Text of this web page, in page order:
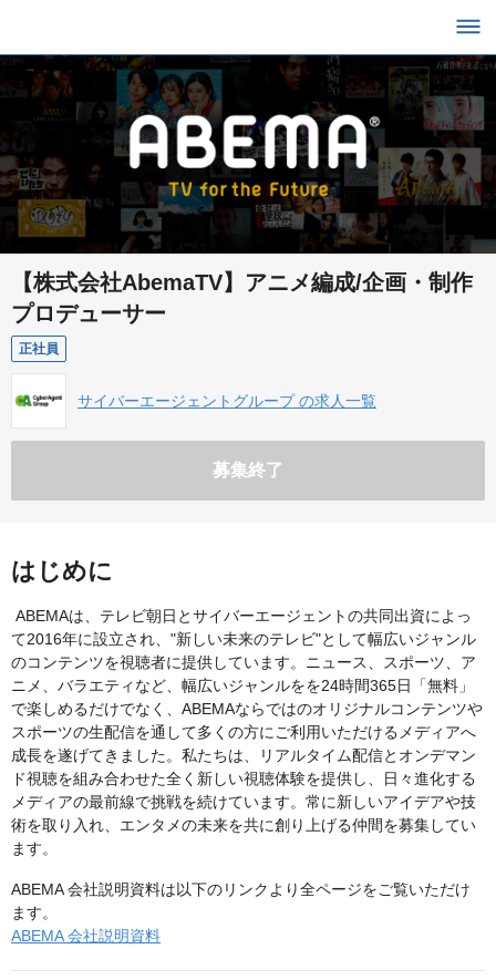
【株式会社AbemaTV】アニメ編成/企画・制作
プロデューサー
正社員
サイバーエージェントグループ の求人一覧
募集終了
はじめに
ABEMAは、テレビ朝日とサイバーエージェントの共同出資によっ
て2016年に設立され、"新しい未来のテレビ"として幅広いジャンル
のコンテンツを視聴者に提供しています。ニュース、スポーツ、ア
ニメ、バラエティなど、幅広いジャンルをを24時間365日「無料」
で楽しめるだけでなく、ABEMAならではのオリジナルコンテンツや
スポーツの生配信を通して多くの方にご利用いただけるメディアへ
成長を遂げてきました。私たちは、リアルタイム配信とオンデマン
ド視聴を組み合わせた全く新しい視聴体験を提供し、日々進化する
メディアの最前線で挑戦を続けています。常に新しいアイデアや技
術を取り入れ、エンタメの未来を共に創り上げる仲間を募集してい
ます。
ABEMA 会社説明資料は以下のリンクより全ページをご覧いただけ
ます。
ABEMA 会社説明資料